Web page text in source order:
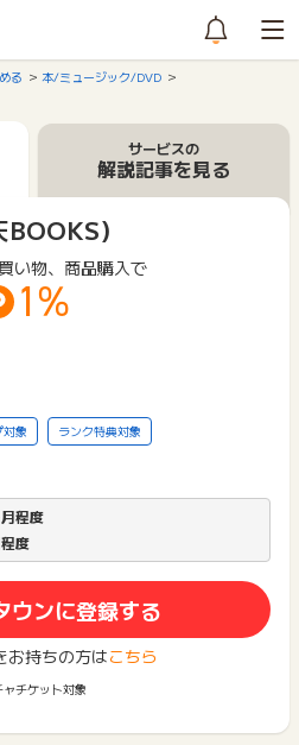
る
本/ミュージック/DVD
サービスの
解説記事を見る
）
い物、商品購入で
1%
対象 ランク特典対象
程度
度
ウンに登録する
お持ちの方はこちら
ャチケット対象